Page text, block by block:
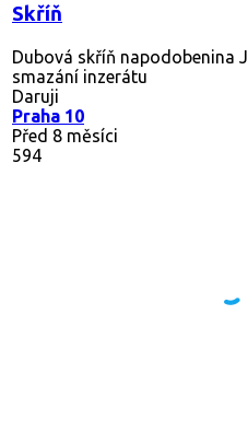
Skříň
Dubová skříň napodobenina
smazání inzerátu
Daruji
Praha 10
Před 8 měsíci
594